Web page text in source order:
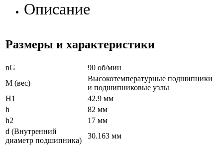
Описание
Размеры и характеристики
nG
90 об/мин
M (вес)
Высокотемпературные подшипники
и подшипниковые узлы
H1
42.9 мм
h
82 мм
h2
17 мм
d (Внутренний
диаметр подшипника)
30.163 мм